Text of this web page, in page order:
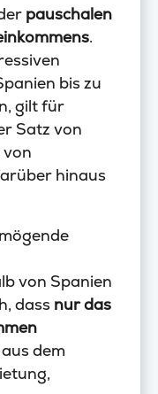
pauschalen
.
bis zu
gilt für
Satz von
von
hinaus
von Spanien
dass nur das
dem